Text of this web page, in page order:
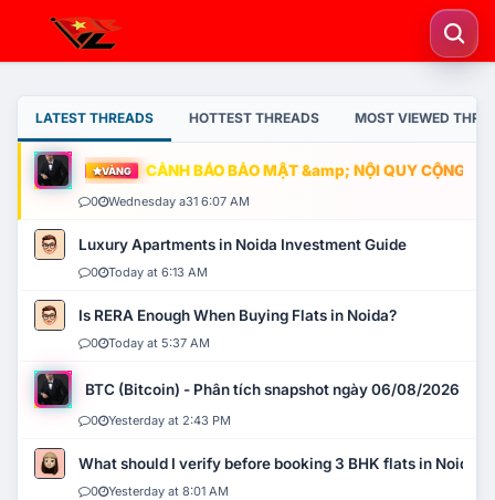
LATEST THREADS HOTTEST THREADS MOST VIEWED
VÀNG CẢNH BÁO BẢO MẬT &amp; NỘI QUY CỘNG
0 Wednesday a31 6:07 AM
Luxury Apartments in Noida Investment Guide
0 Today at 6:13 AM
Is RERA Enough When Buying Flats in Noida?
0 Today at 5:37 AM
BTC (Bitcoin) - Phân tích snapshot ngày 06/08/2026
0 Yesterday at 2:43 PM
What should I verify before booking 3 BHK flats in Noida?
0 Yesterday at 8:01 AM